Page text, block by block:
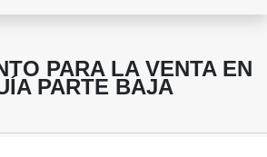
PARA LA VENTA EN
PARTE BAJA